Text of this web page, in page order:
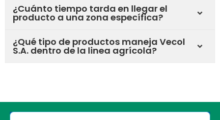
¿Cuánto tiempo tarda en llegar el
producto a una zona específica?
¿Qué tipo de productos maneja Vecol
S.A. dentro de la linea agrícola?